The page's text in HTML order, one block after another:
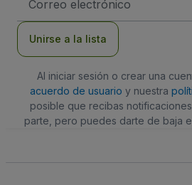
de
Unirse a la lista
Al iniciar sesión o crear una
acuerdo de usuario y nuestra
posible que recibas
parte, pero puedes darte de baja